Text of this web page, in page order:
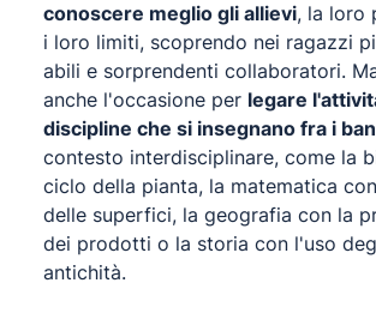
conoscere meglio gli allievi, la loro
i loro limiti, scoprendo nei ragazzi
abili e sorprendenti collaboratori.
anche l'occasione per legare
discipline che si insegnano fra i
contesto interdisciplinare, come la
ciclo della pianta, la matematica
delle superfici, la geografia con la
dei prodotti o la storia con l'uso
antichità.